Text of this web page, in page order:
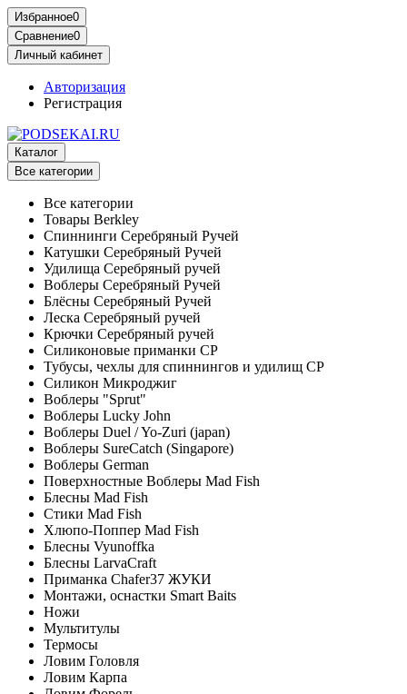
Избранное0
Сравнение0
Личный кабинет
Авторизация
Регистрация
Каталог
Все категории
Все категории
Товары Berkley
Спиннинги Серебряный Ручей
Катушки Серебряный Ручей
Удилища Серебряный ручей
Воблеры Серебряный Ручей
Блёсны Серебряный Ручей
Леска Серебряный ручей
Крючки Серебряный ручей
Силиконовые приманки СР
Тубусы, чехлы для спиннингов и удилищ СР
Силикон Микроджиг
Воблеры "Sprut"
Воблеры Lucky John
Воблеры Duel / Yo-Zuri (japan)
Воблеры SureCatch (Singapore)
Воблеры German
Поверхностные Воблеры Mad Fish
Блесны Mad Fish
Стики Mad Fish
Хлюпо-Поппер Mad Fish
Блесны Vyunoffka
Блесны LarvaCraft
Приманка Chafer37 ЖУКИ
Монтажи, оснастки Smart Baits
Ножи
Мультитулы
Термосы
Ловим Головля
Ловим Карпа